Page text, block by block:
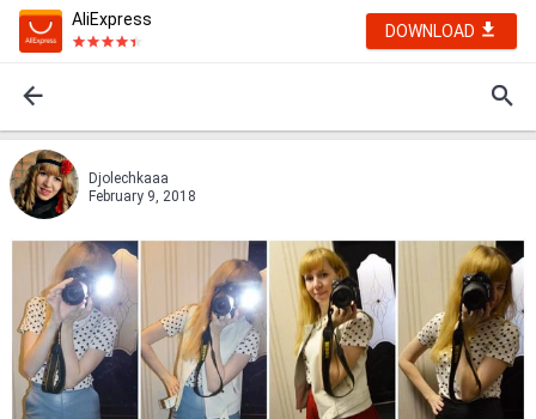
AliExpress
DOWNLOAD
Djolechkaaa
February 9, 2018